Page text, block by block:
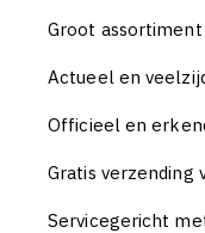
Groot
Actueel en
Officieel en
Gratis verzending
Servicegericht